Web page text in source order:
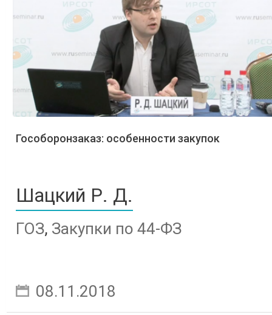
Гособоронзаказ: особенности закупок
Шацкий Р. Д.
ГОЗ, Закупки по 44-ФЗ
08.11.2018